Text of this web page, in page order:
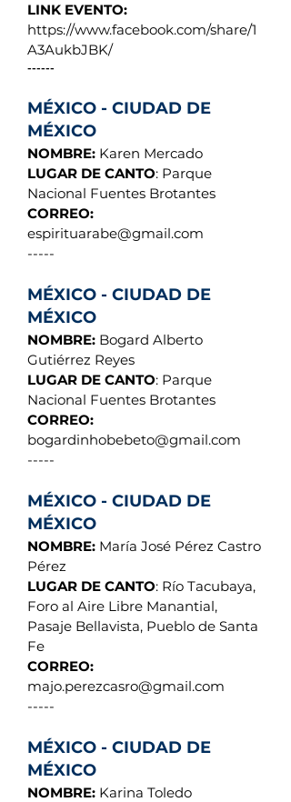
LINK EVENTO:
https://www.facebook.com/share/1
A3AukbJBK/
------
MÉXICO - CIUDAD DE
MÉXICO
NOMBRE: Karen Mercado
LUGAR DE CANTO: Parque
Nacional Fuentes Brotantes
CORREO:
espirituarabe@gmail.com
-----
MÉXICO - CIUDAD DE
MÉXICO
NOMBRE: Bogard Alberto
Gutiérrez Reyes
LUGAR DE CANTO: Parque
Nacional Fuentes Brotantes
CORREO:
bogardinhobebeto@gmail.com
-----
MÉXICO - CIUDAD DE
MÉXICO
NOMBRE: María José Pérez Castro
Pérez
LUGAR DE CANTO: Río Tacubaya,
Foro al Aire Libre Manantial,
Pasaje Bellavista, Pueblo de Santa
Fe
CORREO:
majo.perezcasro@gmail.com
-----
MÉXICO - CIUDAD DE
MÉXICO
NOMBRE: Karina Toledo